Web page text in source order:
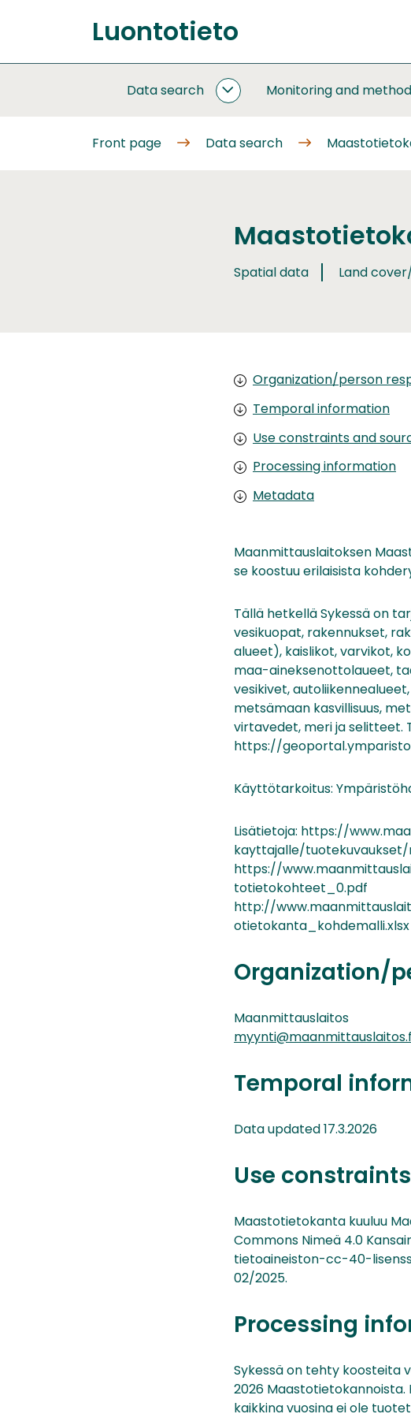
to
content
Front
Luontotieto
Data search
DATA
Monitoring and
Front page Data search
Spatial data Land
Organization/person
Temporal information
Use constraints and
Processing information
Metadata
Maanmittauslaitoksen
se koostuu erilaisista
Tällä hetkellä Sykessä on
vesikuopat, rakennukset,
alueet), kaislikot, varvikot,
maa-aineksenottolaueet,
vesikivet,
metsämaan kasvillisuus,
virtavedet, meri ja selitteet.
https://
Käyttötarkoitus:
Lisätietoja: https://
kayttajalle/
https://
totietokohteet_0.pdf
http://
otietokanta_kohdemalli.xlsx
Organization/
Maanmittauslaitos
Temporal
Data updated 17.3.2026
Use
Maastotietokanta kuuluu
Commons Nimeä 4.0
tietoaineiston-cc-40-
02/2025.
Processing
Sykessä on tehty koosteita
2026
kaikkina vuosina ei ole